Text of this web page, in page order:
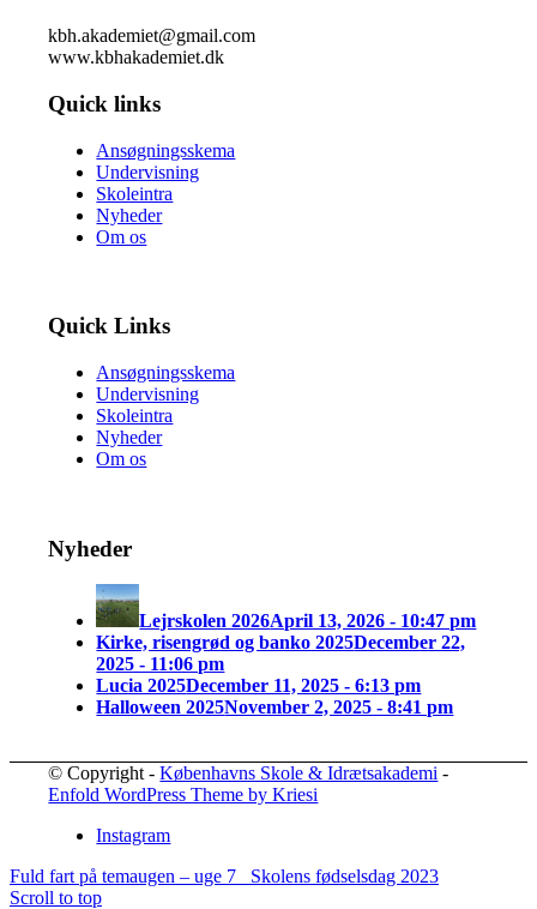
kbh.akademiet@gmail.com
www.kbhakademiet.dk
Quick links
Ansøgningsskema
Undervisning
Skoleintra
Nyheder
Om os
Quick Links
Ansøgningsskema
Undervisning
Skoleintra
Nyheder
Om os
Nyheder
Lejrskolen 2026April 13, 2026 - 10:47 pm
Kirke, risengrød og banko 2025December 22,
2025 - 11:06 pm
Lucia 2025December 11, 2025 - 6:13 pm
Halloween 2025November 2, 2025 - 8:41 pm
© Copyright -Københavns Skole & Idrætsakademi -
Enfold WordPress Theme by Kriesi
Instagram
Fuld fart på temaugen – uge 7
Skolens fødselsdag 2023
Scroll to top